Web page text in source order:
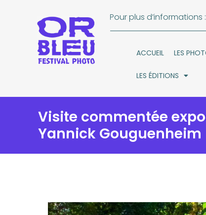
Pour plus d’informations :
ACCUEIL LES
LES ÉDITIONS
Visite commentée
Yannick Gouguenheim